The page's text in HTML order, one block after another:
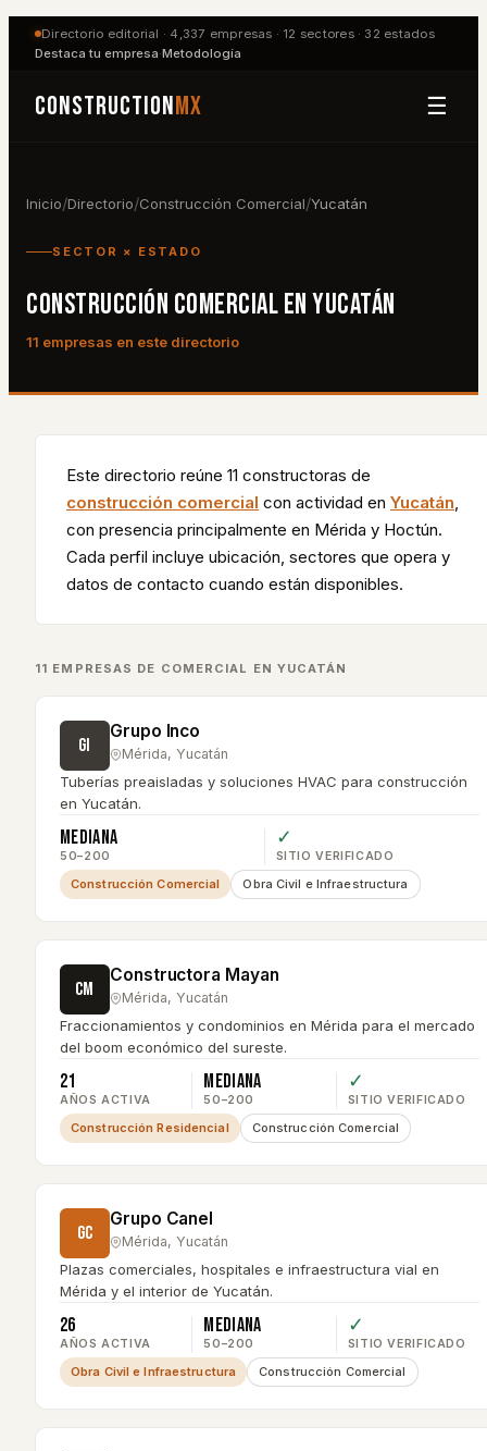
Directorio editorial · 4,337 empresas · 12 sectores · 32 estados
Destaca tu empresa·Metodología
ConstructionMX ☰
Inicio/Directorio/Construcción Comercial/Yucatán
SECTOR × ESTADO
CONSTRUCCIÓN COMERCIALENYUCATÁN
11 empresas en este directorio
Este directorio reúne 11 constructoras de
construcción comercial con actividad en Yucatán,
con presencia principalmente en Mérida y Hoctún.
Cada perfil incluye ubicación, sectores que opera y
datos de contacto cuando están disponibles.
11 EMPRESAS DE COMERCIAL EN YUCATÁN
GI
Grupo Inco
Mérida, Yucatán
Tuberías preaisladas y soluciones HVAC para construcción
en Yucatán.
Mediana
50–200
✓
SITIO VERIFICADO
Construcción Comercial Obra Civil e Infraestructura
CM
Constructora Mayan
Mérida, Yucatán
Fraccionamientos y condominios en Mérida para el mercado
del boom económico del sureste.
21
AÑOS ACTIVA
Mediana
50–200
✓
SITIO VERIFICADO
Construcción Residencial Construcción Comercial
GC
Grupo Canel
Mérida, Yucatán
Plazas comerciales, hospitales e infraestructura vial en
Mérida y el interior de Yucatán.
26
AÑOS ACTIVA
Mediana
50–200
✓
SITIO VERIFICADO
Obra Civil e Infraestructura Construcción Comercial